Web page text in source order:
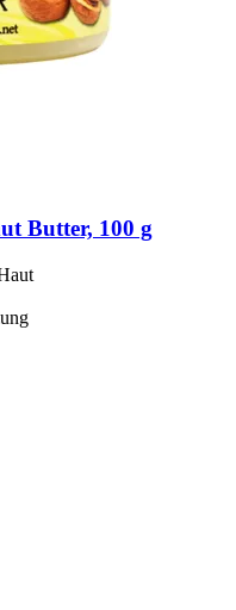
Butter, 100 g